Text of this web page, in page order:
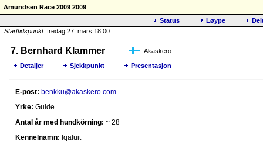
Amundsen Race 2009 2009
Status
Løype
Starttidspunkt: fredag 27. mars 18:00
7. Bernhard Klammer Akaskero
Detaljer Sjekkpunkt Presentasjon
E-post: benkku@akaskero.com
Yrke: Guide
Antal år med hundkörning: ~ 28
Kennelnamn: Iqaluit